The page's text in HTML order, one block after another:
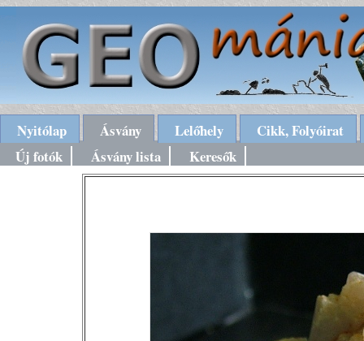
Nyitólap Ásvány Lelőhely
Cikk, Folyóirat
Új fotók
Ásvány lista Keresők